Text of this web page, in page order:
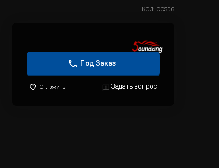
КОД: CC506
Под Заказ
Отложить Задать вопрос